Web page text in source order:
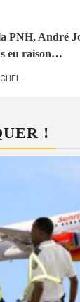
PNH, André
eu raison…
!